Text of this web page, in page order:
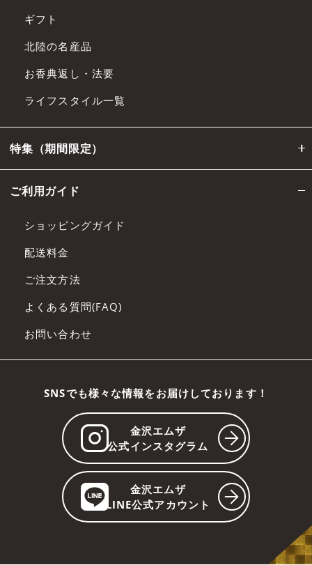
ギフト
北陸の名産品
お香典返し・法要
ライフスタイル一覧
特集（期間限定）
ご利用ガイド
ショッピングガイド
配送料金
ご注文方法
よくある質問(FAQ)
お問い合わせ
SNSでも様々な情報をお届けしております！
金沢エムザ
公式インスタグラム
金沢エムザ
LINE公式アカウント